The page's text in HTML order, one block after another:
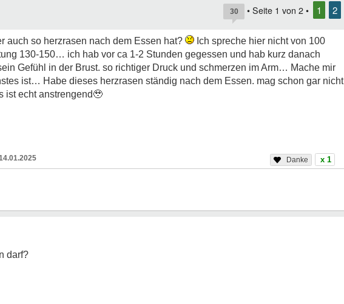
30 • Seite 1 von 2 • 1 2
auch so herzrasen nach dem Essen hat?
Ich spreche hier nicht von 100
130-150… ich hab vor ca 1-2 Stunden gegessen und hab kurz danach
Gefühl in der Brust. so richtiger Druck und schmerzen im Arm… Mache mir
ist… Habe dieses herzrasen ständig nach dem Essen. mag schon gar nicht
ist echt anstrengend🥹
x 1
darf?